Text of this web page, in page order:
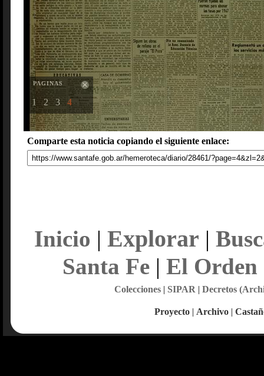
PAGINAS
1 2 3 4
Comparte esta noticia copiando el siguiente enlace:
Inicio | Explorar |
Santa Fe| El Orden
Colecciones| SIPAR | Decretos
Proyecto | Archivo |